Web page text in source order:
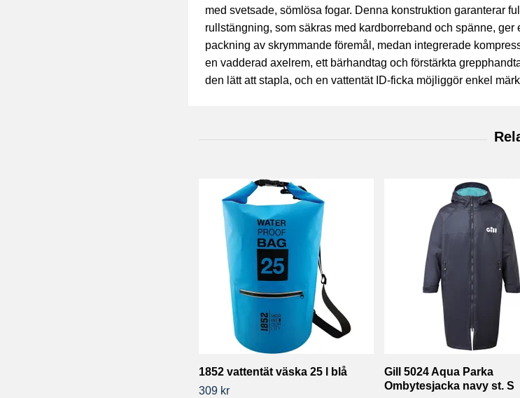
med svetsade, sömlösa fogar. Denna konstruktion garanterar
rullstängning, som säkras med kardborreband och spänne,
packning av skrymmande föremål, medan integrerade
en vadderad axelrem, ett bärhandtag och förstärkta
den lätt att stapla, och en vattentät ID-ficka möjliggör enkel
1852 vattentät väska 25 l blå
309 kr
Gill 5024 Aqua Parka
Ombytesjacka navy st. S